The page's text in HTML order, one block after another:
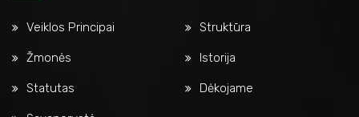
Veiklos Principai Struktūra
Žmonės Istorija
Statutas Dėkojame